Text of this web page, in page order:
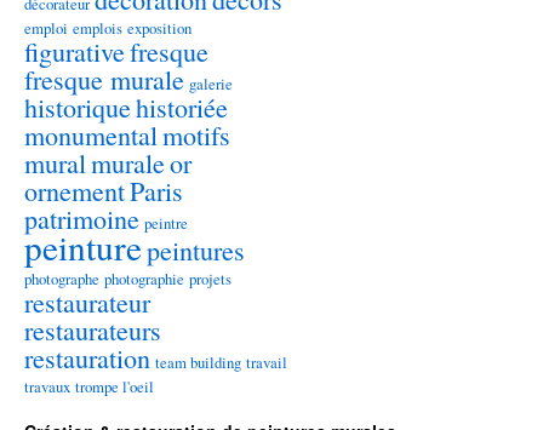
emploi emplois exposition
figurativefresque
fresque murale galerie
historiquehistoriée
monumentalmotifs
muralmuraleor
ornementParis
patrimoine peintre
peinturepeintures
photographe photographie projets
restaurateur
restaurateurs
restauration team building travail
travaux trompe l'oeil